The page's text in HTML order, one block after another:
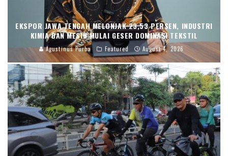
EKSPOR JAWA TENGAH MELONJAK 23,53 PERSEN, INDUSTRI
KIMIA DAN MESIN MULAI GESER DOMINASI TEKSTIL
Agustinus Purba Featured August 4, 2026